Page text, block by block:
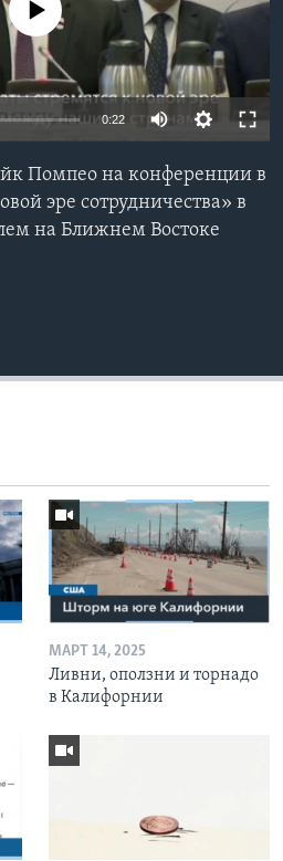
currently available
0:22
Помпео на конференции в
эре сотрудничества» в
на Ближнем Востоке
МАРТ 14, 2025
Ливни, оползни и торнадо
в Калифорнии